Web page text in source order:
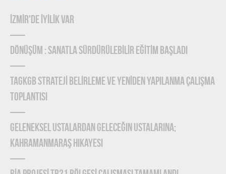
İZMİR'DE İYİLİK VAR
DÖNÜŞÜM : SANATLA SÜRDÜRÜLEBİLİR EĞİTİM BAŞLADI
TAGKGB STRATEJİ BELİRLEME ve YENİDEN YAPILANMA ÇALIŞMA
TOPLANTISI
Geleneksel Ustalardan Geleceğin Ustalarına;
Kahramanmaraş Hikayesi